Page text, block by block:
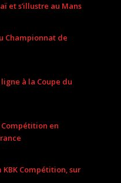
et s’illustre au Mans
Championnat de
à la Coupe du
Compétition en
Compétition, sur